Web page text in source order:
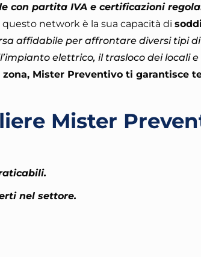
con partita IVA e certificazioni
network è la sua capacità di
affidabile per affrontare diversi tipi
elettrico, il trasloco dei locali
Mister Preventivo ti garantisce
Mister
nel settore.